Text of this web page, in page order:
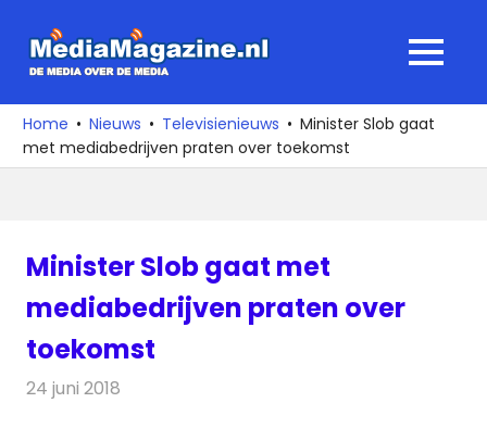
naar
media
over
de
MENU
Home Nieuws Televisienieuws
Minister Slob gaat
met mediabedrijven praten over toekomst
Minister Slob gaat met
mediabedrijven praten over
toekomst
24 juni 2018